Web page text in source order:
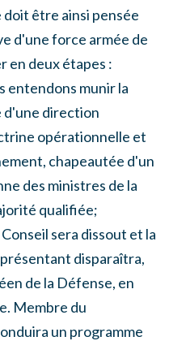
être ainsi pensée
d'une force armée de
en deux étapes :
entendons munir la
d'une direction
opérationnelle et
chapeautée d'un
des ministres de la
qualifiée;
sera dissout et la
disparaîtra,
de la Défense, en
Membre du
un programme